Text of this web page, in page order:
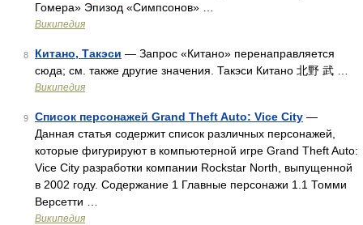
Гомера» Эпизод «Симпсонов» …
Википедия
8 Китано, Такэси — Запрос «Китано» перенаправляется
сюда; см. также другие значения. Такэси Китано 北野 武 …
Википедия
9 Список персонажей Grand Theft Auto: Vice City —
Данная статья содержит список различных персонажей,
которые фигурируют в компьютерной игре Grand Theft Auto:
Vice City разработки компании Rockstar North, выпущенной
в 2002 году. Содержание 1 Главные персонажи 1.1 Томми
Версетти …
Википедия